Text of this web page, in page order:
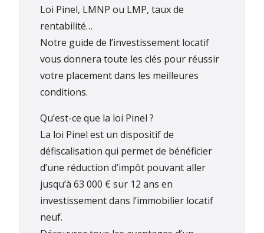
Loi Pinel, LMNP ou LMP, taux de
rentabilité…
Notre guide de l’investissement locatif
vous donnera toute les clés pour réussir
votre placement dans les meilleures
conditions.
Qu’est-ce que la loi Pinel ?
La loi Pinel est un dispositif de
défiscalisation qui permet de bénéficier
d’une réduction d’impôt pouvant aller
jusqu’à 63 000 € sur 12 ans en
investissement dans l’immobilier locatif
neuf.